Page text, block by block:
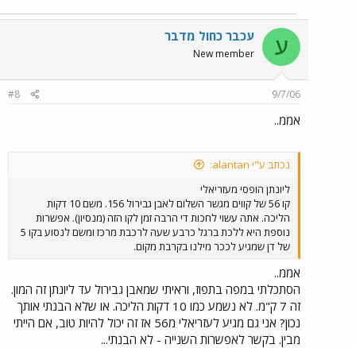
ע עכבר כחול מדבר
New member
9/7/06
#8
אממ..
נכתב ע"י alantan:
ליונתן הופסי מעזריאלי
קו 56 של קווים מגשר השלום לאבן גבירול 156. משם 10 דקות
הליכה. אתה עשוי לחכות די הרבה זמן לקו הזה (מנסיון). אפשרות
נוספת היא ללכת ברגל כרבע שעה לרכבת מרכז ומשם לנסוע בקו 5
של דן שמגיע לככר מילנו בקרבת מקום.
אממ..
הסתכלתי במפה בתפוז, וראיתי שמאבן גבירול עד ליונתן זה המון.
זה 7 ק"מ. לא נשמע כמו 10 דקות הליכה. או שלא הבנתי אותך
נכון? אני גם מגיע לעזריאלי מ56 אז זה יכול להיות טוב, אם הייתי
מבין. בקשר לאפשרות השנייה - לא הבנתי...